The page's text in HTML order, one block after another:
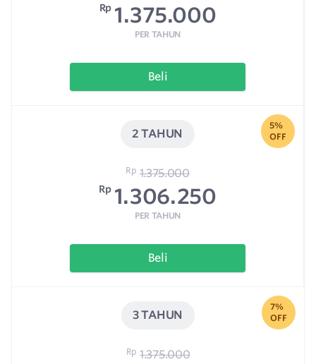
Rp 1.375.000
PER TAHUN
Beli
2 TAHUN
5%
OFF
Rp 1.375.000
Rp 1.306.250
PER TAHUN
Beli
3 TAHUN
7%
OFF
Rp 1.375.000